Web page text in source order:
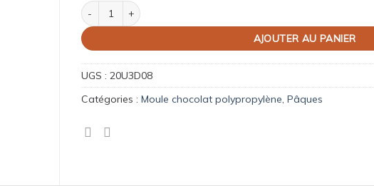
quantité de Moule chocolat oeuf Globe
AJOUTER AU PANIER
UGS : 20U3D08
Catégories : Moule chocolat polypropylène, Pâques